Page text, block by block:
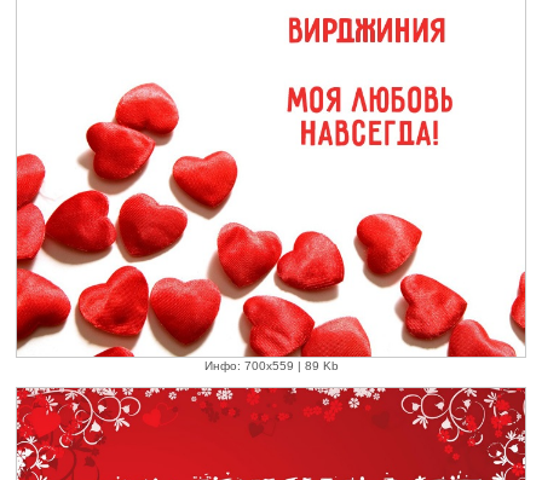
Инфо: 700х559 | 89 Kb